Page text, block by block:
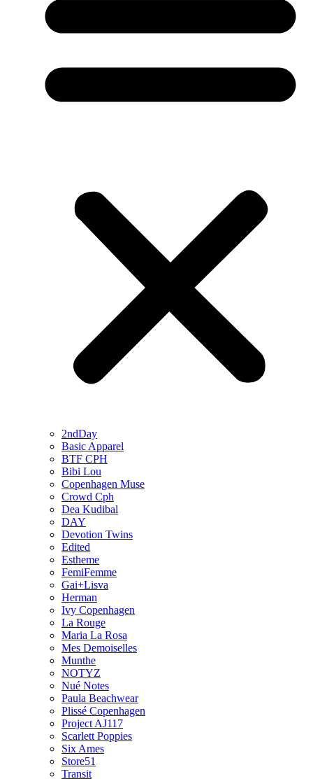
2ndDay
Basic Apparel
BTF CPH
Bibi Lou
Copenhagen Muse
Crowd Cph
Dea Kudibal
DAY
Devotion Twins
Edited
Estheme
FemiFemme
Gai+Lisva
Herman
Ivy Copenhagen
La Rouge
Maria La Rosa
Mes Demoiselles
Munthe
NOTYZ
Nué Notes
Paula Beachwear
Plissé Copenhagen
Project AJ117
Scarlett Poppies
Six Ames
Store51
Transit